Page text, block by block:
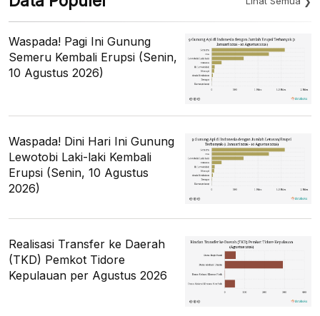
Waspada! Pagi Ini Gunung
Semeru Kembali Erupsi (Senin,
10 Agustus 2026)
Waspada! Dini Hari Ini Gunung
Lewotobi Laki-laki Kembali
Erupsi (Senin, 10 Agustus
2026)
Realisasi Transfer ke Daerah
(TKD) Pemkot Tidore
Kepulauan per Agustus 2026